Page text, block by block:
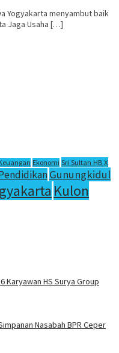
Yogyakarta menyambut baik
Jaga Usaha […]
Ekonomi Sri Sultan HB X
Gunungkidul
Kulon
Karyawan HS Surya Group
Nasabah BPR Ceper